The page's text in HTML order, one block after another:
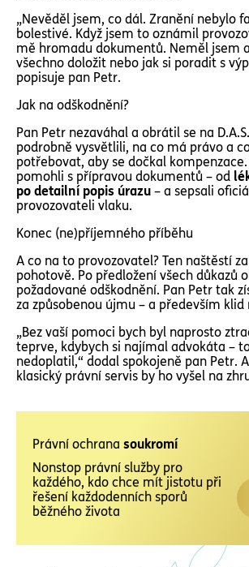
„Nevěděl jsem, co dál. Zranění nebylo
bolestivé. Když jsem to oznámil
mě hromadu dokumentů. Neměl jsem
všechno doložit nebo jak si poradit s
popisuje pan Petr.
Jak na odškodnění?
Pan Petr nezaváhal a obrátil se na
podrobně vysvětlili, na co má právo a
potřebovat, aby se dočkal
pomohli s přípravou dokumentů – od
po detailní popis úrazu – a sepsali
provozovateli vlaku.
Konec (ne)příjemného příběhu
A co na to provozovatel? Ten naštěstí
pohotově. Po předložení všech důkazů
požadované odškodnění. Pan Petr tak
za způsobenou újmu – a především klid
„Bez vaší pomoci bych byl naprosto
teprve, kdybych si najímal advokáta –
nedoplatil,“ dodal spokojeně pan Petr.
klasický právní servis by ho vyšel na
Právní ochrana soukromí
Nonstop právní služby pro
každého, kdo chce mít jistotu při
řešení každodenních sporů
běžného života